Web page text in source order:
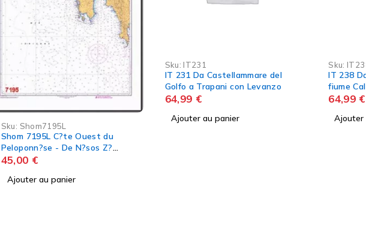
Sku: IT231
IT 231 Da Castellammare del
Golfo a Trapani con Levanzo
64,99€
Sku: IT238
IT 238 Da Capo Scalambri al
fiume Calabernardo
64,99 €
Ajouter au panier
Sku:
IT 224 Da Capo d’Orlando a
Cefalù
64,99 €
Ajouter